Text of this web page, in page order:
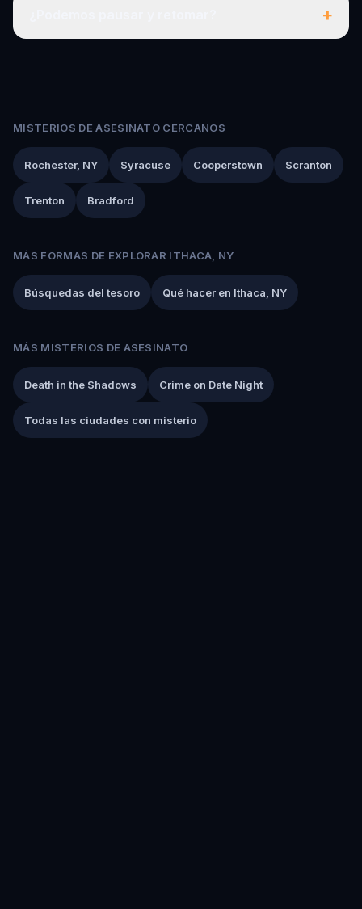
+
MISTERIOS DE ASESINATO CERCANOS
Rochester, NY Syracuse Cooperstown Scranton
Trenton Bradford
MÁS FORMAS DE EXPLORAR ITHACA, NY
Búsquedas del tesoro Qué hacer en Ithaca, NY
MÁS MISTERIOS DE ASESINATO
Death in the Shadows Crime on Date Night
Todas las ciudades con misterio